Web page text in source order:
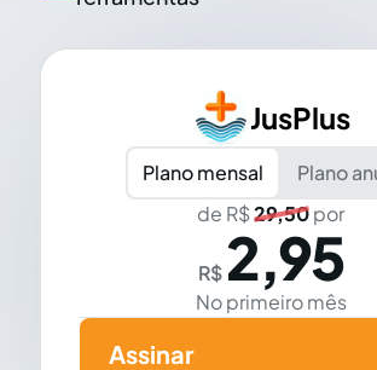
JusPlus
Plano mensal
Plano
de R$29,50por
R$ 2,95
No primeiro mês
Assinar